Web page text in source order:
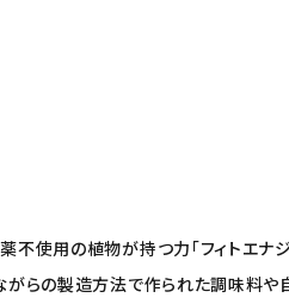
使用の植物が持つ力「フィトエナ
がらの製造方法で作られた調味料